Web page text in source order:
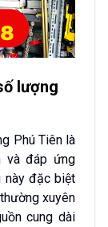
lượng
Phú Tiên là
và đáp ứng
này đặc biệt
xuyên
cung dài